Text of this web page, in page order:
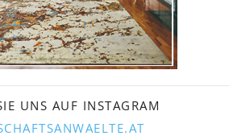
UNS AUF INSTAGRAM